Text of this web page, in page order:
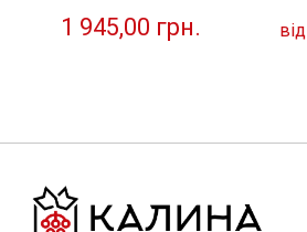
1 945,00 грн. від